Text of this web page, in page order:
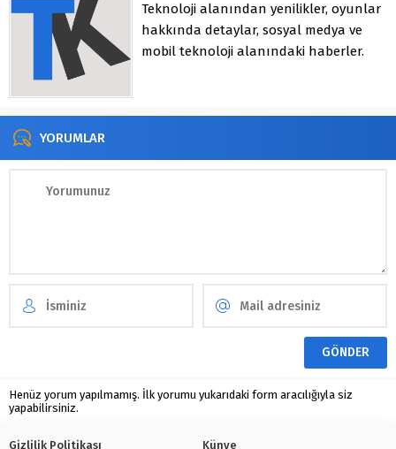
Teknoloji alanından yenilikler, oyunlar
hakkında detaylar, sosyal medya ve
mobil teknoloji alanındaki haberler.
YORUMLAR
Henüz yorum yapılmamış. İlk yorumu yukarıdaki form aracılığıyla siz
yapabilirsiniz.
Gizlilik Politikası Künye